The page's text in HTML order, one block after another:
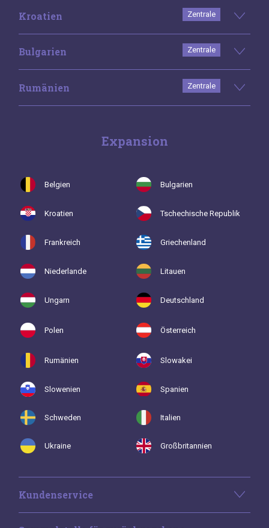
Kroatien Zentrale
Bulgarien Zentrale
Rumänien Zentrale
Expansion
Belgien Bulgarien
Kroatien Tschechische Republik
Frankreich Griechenland
Niederlande Litauen
Ungarn Deutschland
Polen Österreich
Rumänien Slowakei
Slowenien Spanien
Schweden Italien
Ukraine Großbritannien
Kundenservice